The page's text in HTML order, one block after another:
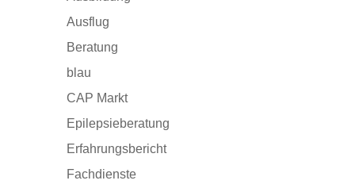
Ausflug
Beratung
blau
CAP Markt
Epilepsieberatung
Erfahrungsbericht
Fachdienste